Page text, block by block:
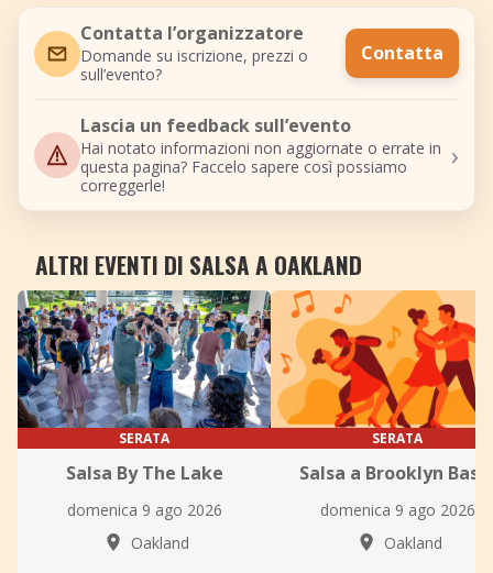
Contatta l’organizzatore
Domande su iscrizione, prezzi o
sull’evento?
Contatta
Lascia un feedback sull’evento
Hai notato informazioni non aggiornate o errate in
questa pagina? Faccelo sapere così possiamo
correggerle!
›
ALTRI EVENTI DI SALSA A OAKLAND
SERATA
Salsa By The Lake
domenica 9 ago 2026
Oakland
SERATA
Salsa a Brooklyn
domenica 9 ago 2026
Oakland